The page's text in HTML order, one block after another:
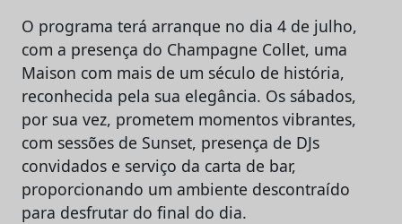
O programa terá arranque no dia 4 de julho,
com a presença do Champagne Collet, uma
Maison com mais de um século de história,
reconhecida pela sua elegância. Os sábados,
por sua vez, prometem momentos vibrantes,
com sessões de Sunset, presença de DJs
convidados e serviço da carta de bar,
proporcionando um ambiente descontraído
para desfrutar do final do dia.